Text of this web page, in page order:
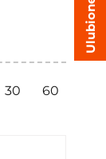
30 60
Ulubione